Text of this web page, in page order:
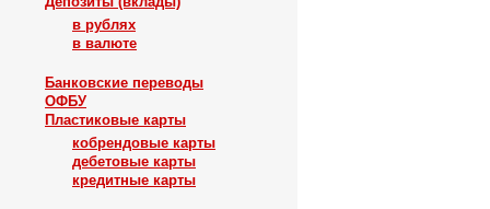
в рублях
в валюте
Банковские переводы
ОФБУ
Пластиковые карты
кобрендовые карты
дебетовые карты
кредитные карты